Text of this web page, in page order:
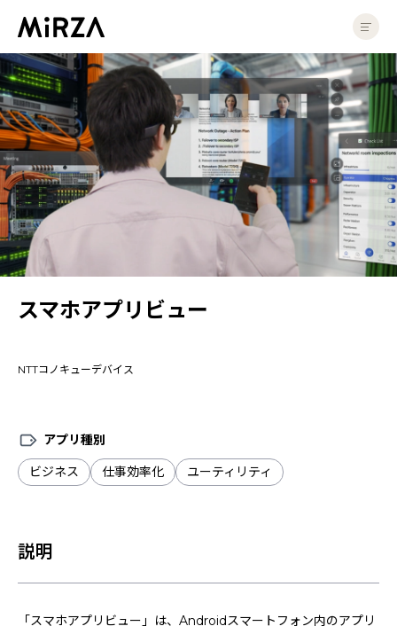
製品
MiRZAについて
製品情報
店頭で体験
法人のお客様
MiRZAソリューションパートナー
サポート
開発者
開発者サポート
スマホアプリビュー
NTTコノキューデバイス
アプリ種別
ビジネス
仕事効率化 ユーティリティ
説明
「スマホアプリビュー」は、Androidスマートフォン内のアプリ